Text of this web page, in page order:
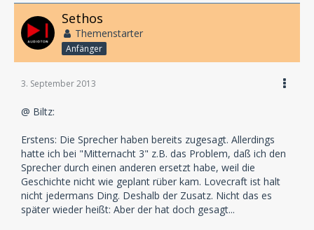
Sethos
Themenstarter
Anfänger
3. September 2013
@ Biltz:
Erstens: Die Sprecher haben bereits zugesagt. Allerdings
hatte ich bei "Mitternacht 3" z.B. das Problem, daß ich den
Sprecher durch einen anderen ersetzt habe, weil die
Geschichte nicht wie geplant rüber kam. Lovecraft ist halt
nicht jedermans Ding. Deshalb der Zusatz. Nicht das es
später wieder heißt: Aber der hat doch gesagt...